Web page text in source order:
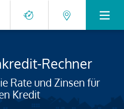
Rechner
Rate und Zinsen für
Kredit